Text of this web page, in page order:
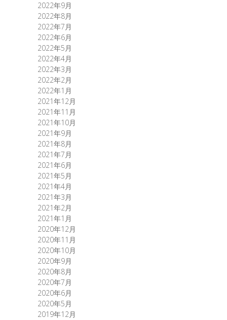
2022年9月
2022年8月
2022年7月
2022年6月
2022年5月
2022年4月
2022年3月
2022年2月
2022年1月
2021年12月
2021年11月
2021年10月
2021年9月
2021年8月
2021年7月
2021年6月
2021年5月
2021年4月
2021年3月
2021年2月
2021年1月
2020年12月
2020年11月
2020年10月
2020年9月
2020年8月
2020年7月
2020年6月
2020年5月
2019年12月